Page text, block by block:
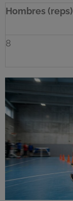
Hombres (reps)
8